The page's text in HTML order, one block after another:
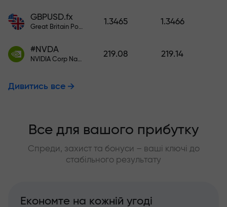
GBPUSD.fx
Great Britain Pound vs US Dollar
1.3465 1.3466
#NVDA
NVIDIA Corp Nasdaq Stock Exchange (Nasdaq) USD
219.08 219.14
Дивитись все
Все для вашого прибутку
Спреди, захист та бонуси – ваші ключі до
стабільного результату
Економте на кожній угоді